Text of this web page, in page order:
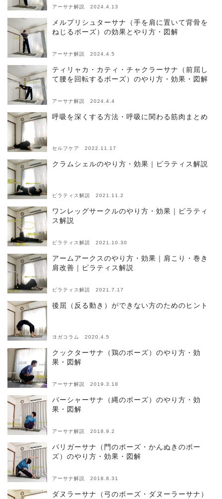
アーサナ解説 2024.4.13
メルプリシュターサナ（手を肩に置いて背骨を
ねじるポーズ）の効果とやり方・図解
アーサナ解説 2024.4.5
ティリャカ・カティ・チャクラーサナ（前屈し
て腰を回転するポーズ）のやり方・効果・図解
アーサナ解説 2024.4.4
呼吸を深くする方法・呼吸に関わる筋肉まとめ
セルフケア 2022.11.17
クラムシェルのやり方・効果｜ピラティス解説
ピラティス解説 2021.11.2
ワンレッグサークルのやり方・効果｜ピラティ
ス解説
ピラティス解説 2021.10.30
アームアークスのやり方・効果｜肩こり・巻き
肩改善｜ピラティス解説
ピラティス解説 2021.7.17
後屈（反る動き）ができない方のためのヒント
ヨガコラム 2020.4.5
クックターサナ（鶏のポーズ）のやり方・効
果・図解
アーサナ解説 2019.3.18
パーシャーサナ（縄のポーズ）のやり方・効
果・図解
アーサナ解説 2018.9.2
パリガーサナ（門のポーズ・かんぬきのポー
ズ）のやり方・効果・図解
アーサナ解説 2018.8.31
ダヌラーサナ（弓のポーズ・ダヌーラーサナ）